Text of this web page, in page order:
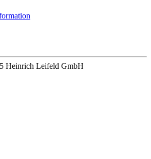
Heinrich Leifeld GmbH